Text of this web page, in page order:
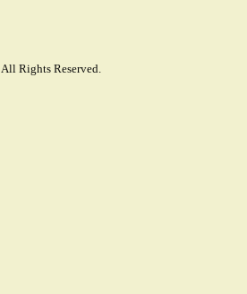
Rights Reserved.